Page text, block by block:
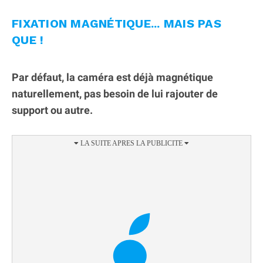
FIXATION MAGNÉTIQUE... MAIS PAS
QUE !
Par défaut, la caméra est déjà magnétique
naturellement, pas besoin de lui rajouter de
support ou autre.